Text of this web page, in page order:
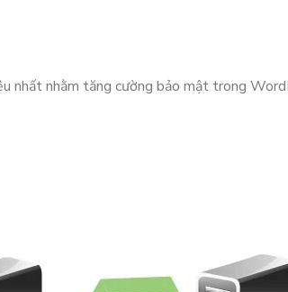
nhất nhằm tăng cường bảo mật trong